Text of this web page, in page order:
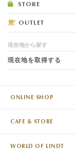
STORE
OUTLET
現在地から探す
現在地を取得する
ONLINE SHOP
CAFE & STORE
WORLD OF LINDT